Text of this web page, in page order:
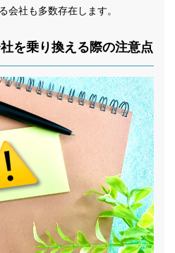
会社も多数存在します。
を乗り換える際の注意点